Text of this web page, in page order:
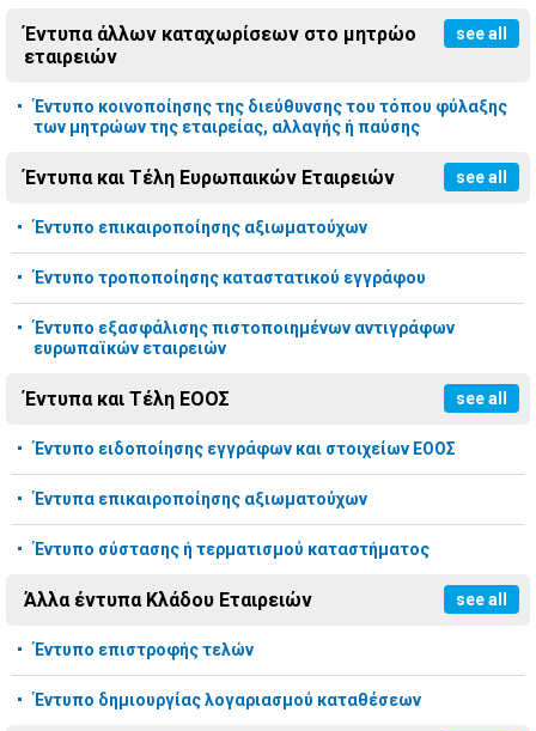
Έντυπα άλλων καταχωρίσεων στο μητρώο
εταιρειών
see all
Έντυπο κοινοποίησης της διεύθυνσης του τόπου φύλαξης
των μητρώων της εταιρείας, αλλαγής ή παύσης
Έντυπα και Τέλη Ευρωπαικών Εταιρειών see all
Έντυπο επικαιροποίησης αξιωματούχων
Έντυπο τροποποίησης καταστατικού εγγράφου
Έντυπο εξασφάλισης πιστοποιημένων αντιγράφων
ευρωπαϊκών εταιρειών
Έντυπα και Τέλη ΕΟΟΣ see all
Έντυπο ειδοποίησης εγγράφων και στοιχείων ΕΟΟΣ
Έντυπα επικαιροποίησης αξιωματούχων
Έντυπο σύστασης ή τερματισμού καταστήματος
Άλλα έντυπα Κλάδου Εταιρειών see all
Έντυπο επιστροφής τελών
Έντυπο δημιουργίας λογαριασμού καταθέσεων